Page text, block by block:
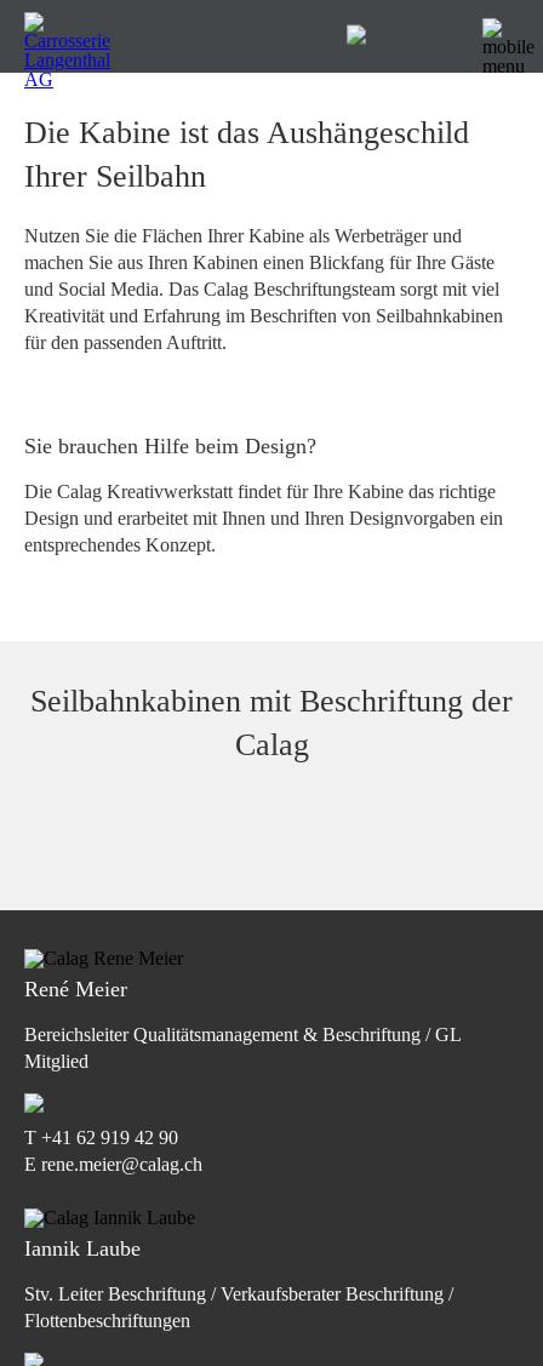
Die Kabine ist das Aushängeschild
Ihrer Seilbahn
Nutzen Sie die Flächen Ihrer Kabine als Werbeträger und
machen Sie aus Ihren Kabinen einen Blickfang für Ihre Gäste
und Social Media. Das Calag Beschriftungsteam sorgt mit viel
Kreativität und Erfahrung im Beschriften von Seilbahnkabinen
für den passenden Auftritt.
Sie brauchen Hilfe beim Design?
Die Calag Kreativwerkstatt findet für Ihre Kabine das richtige
Design und erarbeitet mit Ihnen und Ihren Designvorgaben ein
entsprechendes Konzept.
Seilbahnkabinen mit Beschriftung der
Calag
René Meier
Bereichsleiter Qualitätsmanagement & Beschriftung / GL
Mitglied
T +41 62 919 42 90
E rene.meier@calag.ch
Iannik Laube
Stv. Leiter Beschriftung / Verkaufsberater Beschriftung /
Flottenbeschriftungen